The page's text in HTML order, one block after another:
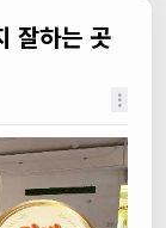
잘하는 곳